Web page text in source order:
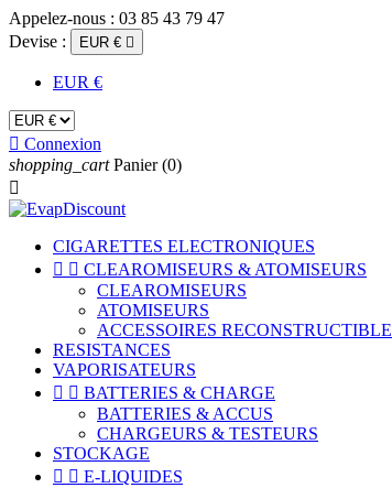
Appelez-nous : 03 85 43 79 47
Devise :
EUR € 
EUR €
 Connexion
shopping_cart Panier (0)

CIGARETTES ELECTRONIQUES
  CLEAROMISEURS & ATOMISEURS
CLEAROMISEURS
ATOMISEURS
ACCESSOIRES RECONSTRUCTIBLE
RESISTANCES
VAPORISATEURS
  BATTERIES & CHARGE
BATTERIES & ACCUS
CHARGEURS & TESTEURS
STOCKAGE
  E-LIQUIDES